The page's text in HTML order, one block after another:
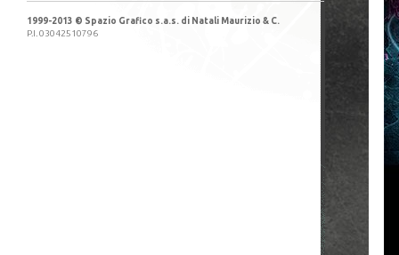
1999-2013 © Spazio Grafico s.a.s. di Natali Maurizio & C.
P.I. 03042510796